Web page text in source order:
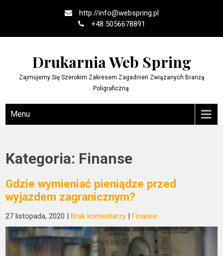
http://info@webspring.pl
+48 5056678891
Drukarnia Web Spring
Zajmujemy Się Szerokim Zakresem Zagadnień Związanych Branżą
Poligraficzną.
Menu
Kategoria: Finanse
Gdzie wymieniać pieniądze przed
wyjazdem zagranicznym?
27 listopada, 2020 |Brak komentarzy |Finanse